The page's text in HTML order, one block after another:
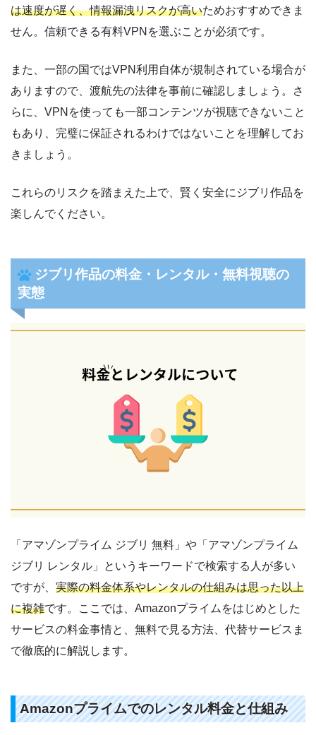
は速度が遅く、情報漏洩リスクが高いためおすすめできま
せん。信頼できる有料VPNを選ぶことが必須です。
また、一部の国ではVPN利用自体が規制されている場合が
ありますので、渡航先の法律を事前に確認しましょう。さ
らに、VPNを使っても一部コンテンツが視聴できないこと
もあり、完璧に保証されるわけではないことを理解してお
きましょう。
これらのリスクを踏まえた上で、賢く安全にジブリ作品を
楽しんでください。
ジブリ作品の料金・レンタル・無料視聴の
実態
「アマゾンプライム ジブリ 無料」や「アマゾンプライム
ジブリ レンタル」というキーワードで検索する人が多い
ですが、 実際の料金体系やレンタルの仕組みは思った以上
に複雑です。ここでは、Amazonプライムをはじめとした
サービスの料金事情と、無料で見る方法、代替サービスま
で徹底的に解説します。
Amazonプライムでのレンタル料金と仕組み